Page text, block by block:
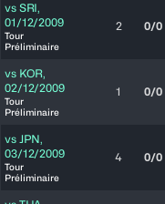
vs SRI,
01/12/2009
Tour
Préliminaire
2 0/0
vs KOR,
02/12/2009
Tour
Préliminaire
1 0/0
vs JPN,
03/12/2009
Tour
Préliminaire
4 0/0